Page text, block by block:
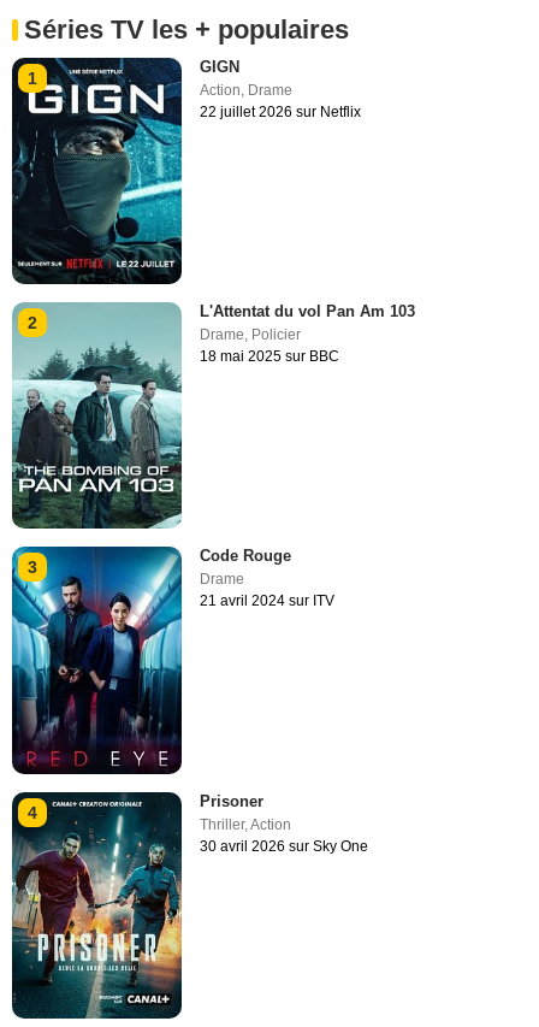
Séries TV les + populaires
1
GIGN
Action Drame
22 juillet 2026 sur Netflix
2
L'Attentat du vol Pan Am 103
Drame, Policier
18 mai 2025 sur BBC
3
Code Rouge
Drame
21 avril 2024 sur ITV
4
Prisoner
Thriller,Action
30 avril 2026 sur Sky One